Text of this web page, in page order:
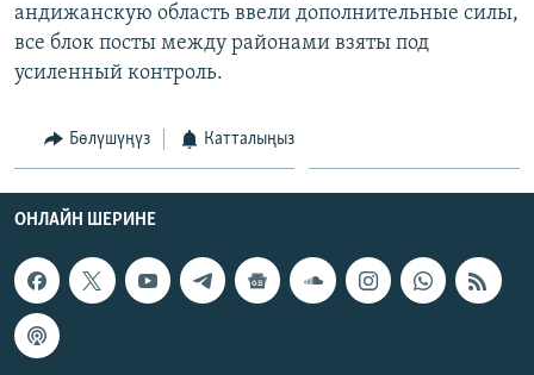
ЭЕ/АРнун бардык сайттары
андижанскую область ввели дополнительные силы,
все блок посты между районами взяты под
усиленный контроль.
Бөлүшүңүз Катталыңыз
ОНЛАЙН ШЕРИНЕ